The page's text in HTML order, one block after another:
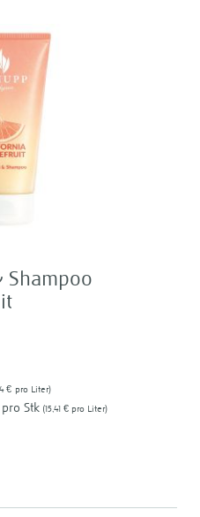
Shampoo
€ pro Liter
pro Stk 15,41 € pro Liter